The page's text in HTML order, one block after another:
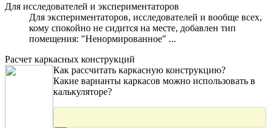
Для исследователей и экспериментаторов
Для экспериментаторов, исследователей и вообще всех,
кому спокойно не сидится на месте, добавлен тип
помещения: "Ненормированное" ...
Расчет каркасных конструкций
Как рассчитать каркасную конструкцию?
Какие варианты каркасов можно использовать в
калькуляторе?